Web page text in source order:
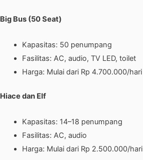
Big Bus (50 Seat)
Kapasitas: 50 penumpang
Fasilitas: AC, audio, TV LED, toilet
Harga: Mulai dari Rp 4.700.000/hari
Hiace dan Elf
Kapasitas: 14–18 penumpang
Fasilitas: AC, audio
Harga: Mulai dari Rp 2.500.000/hari